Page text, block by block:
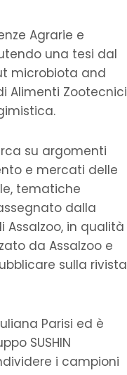
Agrarie e
una tesi dal
microbiota and
Alimenti Zootecnici
su argomenti
e mercati delle
tematiche
dalla
in qualità
da Assalzoo e
sulla rivista
Parisi ed è
SUSHIN
i campioni